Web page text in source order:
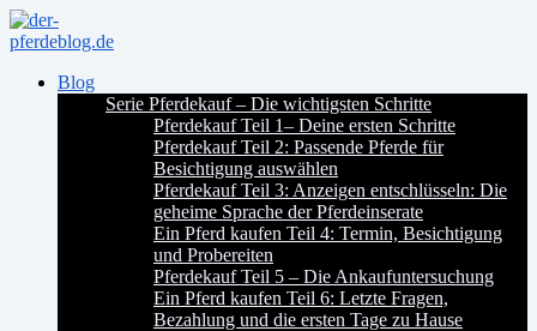
Blog
Serie Pferdekauf – Die wichtigsten Schritte
Pferdekauf Teil 1– Deine ersten Schritte
Pferdekauf Teil 2: Passende Pferde für
Besichtigung auswählen
Pferdekauf Teil 3: Anzeigen entschlüsseln: Die
geheime Sprache der Pferdeinserate
Ein Pferd kaufen Teil 4: Termin, Besichtigung
und Probereiten
Pferdekauf Teil 5 – Die Ankaufuntersuchung
Ein Pferd kaufen Teil 6: Letzte Fragen,
Bezahlung und die ersten Tage zu Hause